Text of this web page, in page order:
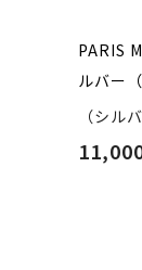
PARIS
ルバー
（シル